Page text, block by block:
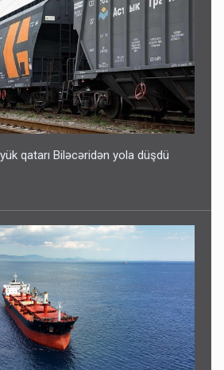
qatarı Biləcəridən yola düşdü